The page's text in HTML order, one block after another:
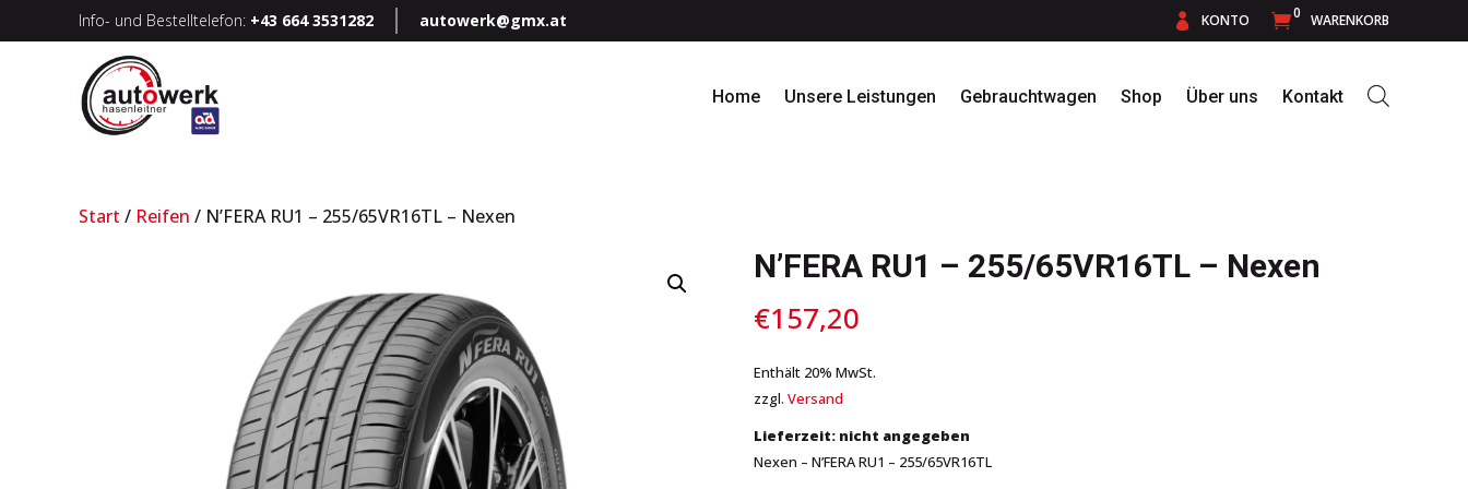
Info- und Bestelltelefon: +43 664 3531282 autowerk@gmx.at  KONTO 0 WARENKORB
Home Unsere Leistungen Gebrauchtwagen Shop Über uns Kontakt
Start / Reifen / N’FERA RU1 – 255/65VR16TL – Nexen
N’FERA RU1 – 255/65VR16TL – Nexen
€157,20
Enthält 20% MwSt.
zzgl. Versand
Lieferzeit: nicht angegeben
Nexen – N’FERA RU1 – 255/65VR16TL